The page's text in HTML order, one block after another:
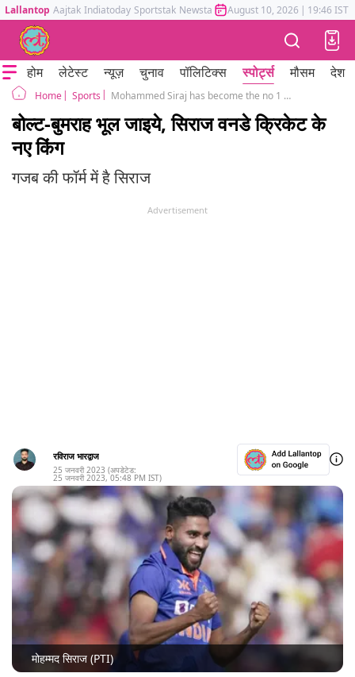
Lallantop Aajtak Indiatoday Sportstak Newstak Mumbai Tak Astrotak
August 10, 2026 | 19:46 IST
होम लेटेस्ट न्यूज़ चुनाव पॉलिटिक्स स्पोर्ट्स मौसम देश
Home Sports Mohammed Siraj has become the no 1 ODI fast bowler in the latest ICC ranking
बोल्ट-बुमराह भूल जाइये, सिराज वनडे क्रिकेट के
नए किंग
गजब की फॉर्म में है सिराज
Advertisement
रविराज भारद्वाज
25 जनवरी 2023 (अपडेटेड:
25 जनवरी 2023, 05:48 PM IST)
मोहम्मद सिराज (PTI)